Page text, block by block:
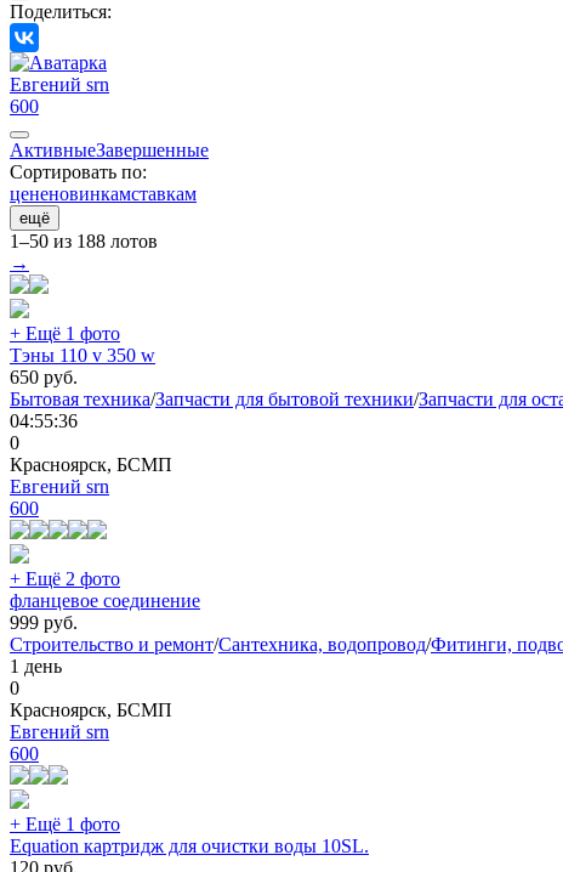
Поделиться:
Евгений srn
600
АктивныеЗавершенные
Сортировать по:
цененовинкамставкам
ещё
1–50 из 188 лотов
→
+ Ещё 1 фото
Тэны 110 v 350 w
650 руб.
Бытовая техника/Запчасти для бытовой техники/Запчасти для
04:55:36
0
Красноярск, БСМП
Евгений srn
600
+ Ещё 2 фото
фланцевое соединение
999 руб.
Строительство и ремонт/Сантехника, водопровод/Фитинги,
1 день
0
Красноярск, БСМП
Евгений srn
600
+ Ещё 1 фото
Equation картридж для очистки воды 10SL.
120 руб.